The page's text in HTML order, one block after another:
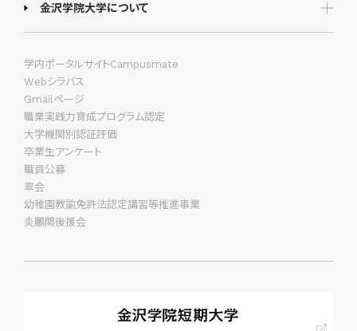
金沢学院大学について
学内ポータルサイトCampusmate
Webシラバス
Gmailページ
職業実践力育成プログラム認定
大学機関別認証評価
卒業生アンケート
職員公募
翠会
幼稚園教諭免許法認定講習等推進事業
炎鵬関後援会